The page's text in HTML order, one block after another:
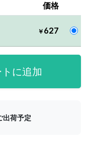
価格
￥ 627
に追加
荷予定